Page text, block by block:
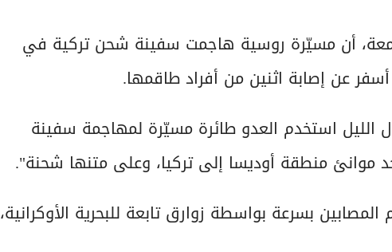
الجمعة، أن مسيّرة روسية هاجمت سفينة شحن تركية في
عن إصابة اثنين من أفراد طاقمها.
الليل استخدم العدو طائرة مسيّرة لمهاجمة سفينة
موانئ منطقة أوديسا إلى تركيا، وعلى متنها شحنة".
بسرعة بواسطة زوارق تابعة للبحرية الأوكرانية،